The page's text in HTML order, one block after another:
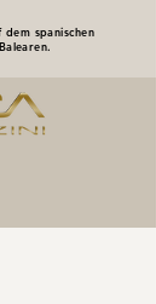
dem spanischen